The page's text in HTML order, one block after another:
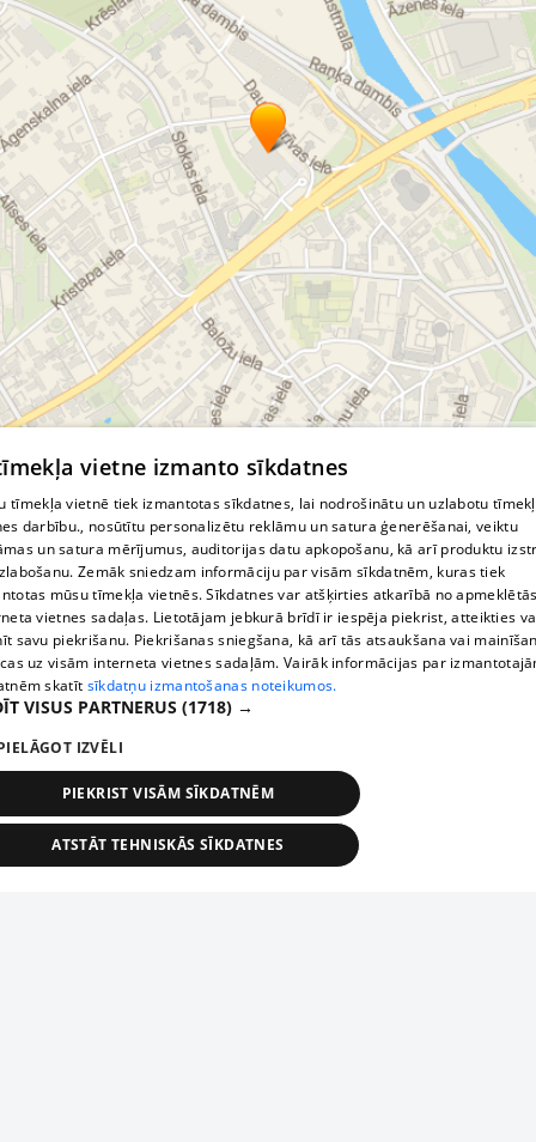
bojātas naudas maiņa
© MapTiler© OpenStreetMap contributors
vietne izmanto sīkdatnes
tīmekļa vietnē tiek izmantotas sīkdatnes, lai nodrošinātu un uzlabotu
darbību., nosūtītu personalizētu reklāmu un satura ģenerēšanai, veiktu
un satura mērījumus, auditorijas datu apkopošanu, kā arī produktu
Zemāk sniedzam informāciju par visām sīkdatnēm, kuras tiek
mūsu tīmekļa vietnēs. Sīkdatnes var atšķirties atkarībā no
vietnes sadaļas. Lietotājam jebkurā brīdī ir iespēja piekrist, atteikties
savu piekrišanu. Piekrišanas sniegšana, kā arī tās atsaukšana vai
uz visām interneta vietnes sadaļām. Vairāk informācijas par
skatīt sīkdatņu izmantošanas noteikumos.
VISUS PARTNERUS (1718) →
IZVĒLI
PIEKRIST VISĀM SĪKDATNĒM
ATSTĀT TEHNISKĀS SĪKDATNES